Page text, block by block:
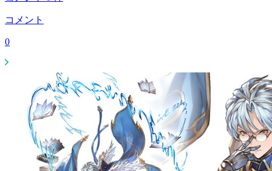
コメント
0